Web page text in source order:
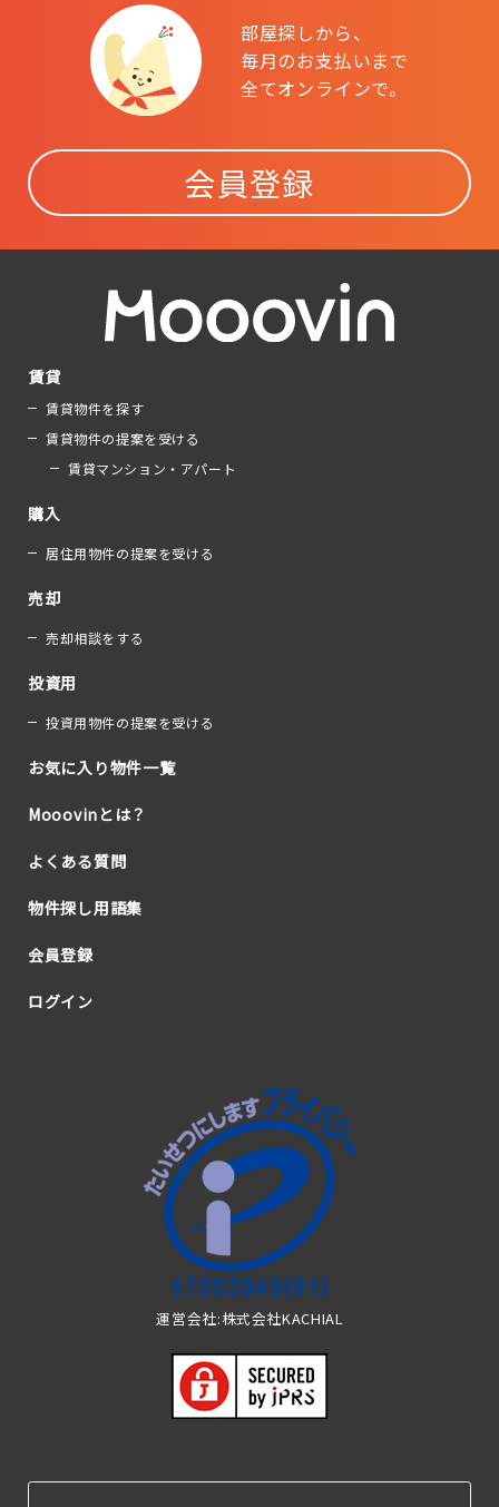
部屋探しから、
毎月のお支払いまで
全てオンラインで。
会員登録
賃貸
賃貸物件を探す
賃貸物件の提案を受ける
賃貸マンション・アパート
購入
居住用物件の提案を受ける
売却
売却相談をする
投資用
投資用物件の提案を受ける
お気に入り物件一覧
Mooovinとは？
よくある質問
物件探し用語集
会員登録
ログイン
運営会社:株式会社KACHIAL